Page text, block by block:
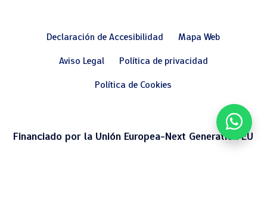
Declaración de Accesibilidad
Mapa Web
Aviso Legal
Política de privacidad
Política de Cookies
Financiado por la Unión Europea-Next Generation EU